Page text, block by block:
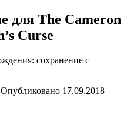
для The Cameron
Curse
сохранение с
Опубликовано 17.09.2018